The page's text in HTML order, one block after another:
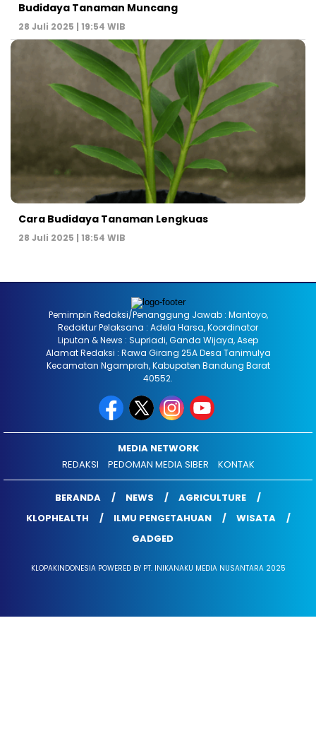
Budidaya Tanaman Muncang
28 Juli 2025 | 19:54 WIB
Cara Budidaya Tanaman Lengkuas
28 Juli 2025 | 18:54 WIB
Pemimpin Redaksi/Penanggung Jawab : Mantoyo,
Redaktur Pelaksana : Adela Harsa, Koordinator
Liputan & News : Supriadi, Ganda Wijaya, Asep
Alamat Redaksi : Rawa Girang 25A Desa Tanimulya
Kecamatan Ngamprah, Kabupaten Bandung Barat
40552.
MEDIA NETWORK
REDAKSI
PEDOMAN MEDIA SIBER KONTAK
BERANDA NEWS
AGRICULTURE
KLOPHEALTH
ILMU PENGETAHUAN
WISATA
GADGED
KLOPAKINDONESIA POWERED BY PT. INIKANAKU MEDIA NUSANTARA 2025